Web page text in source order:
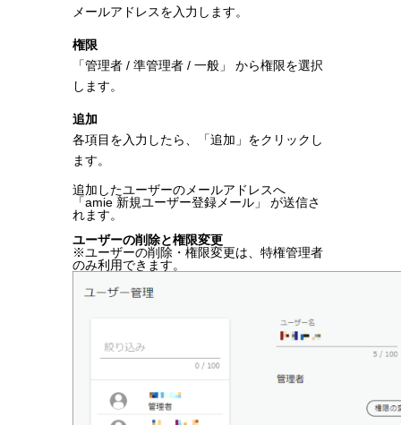
メールアドレスを入力します。
権限
「管理者 / 準管理者 / 一般」 から権限を選択
します。
追加
各項目を入力したら、「追加」をクリックし
ます。
追加したユーザーのメールアドレスへ
「amie 新規ユーザー登録メール」 が送信さ
れます。
ユーザーの削除と権限変更
※ユーザーの削除・権限変更は、特権管理者
のみ利用できます。